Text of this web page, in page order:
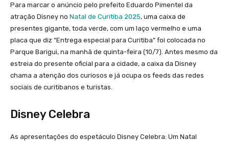
Para marcar o anúncio pelo prefeito Eduardo Pimentel da
atração Disney no Natal de Curitiba 2025, uma caixa de
presentes gigante, toda verde, com um laço vermelho e uma
placa que diz “Entrega especial para Curitiba” foi colocada no
Parque Barigui, na manhã de quinta-feira (10/7). Antes mesmo da
estreia do presente oficial para a cidade, a caixa da Disney
chama a atenção dos curiosos e já ocupa os feeds das redes
sociais de curitibanos e turistas.
Disney Celebra
As apresentações do espetáculo Disney Celebra: Um Natal